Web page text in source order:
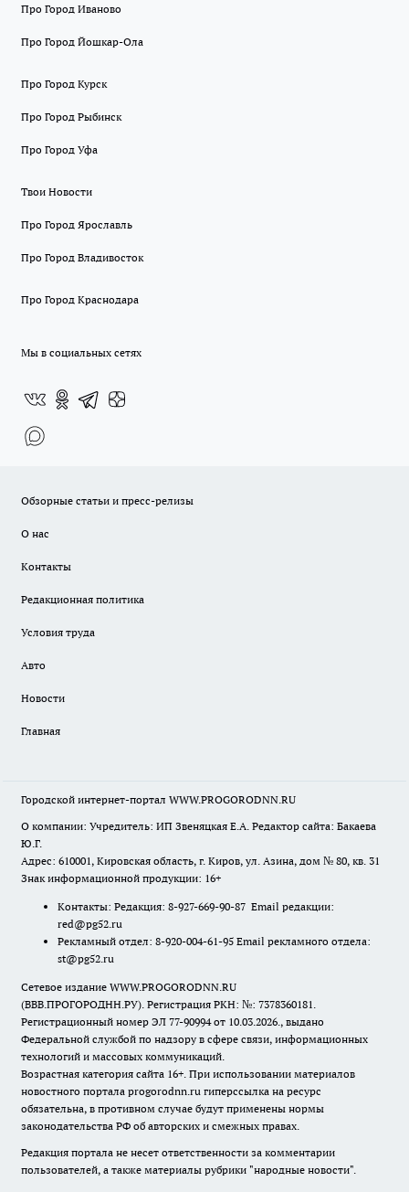
Про Город Иваново
Про Город Йошкар-Ола
Про Город Курск
Про Город Рыбинск
Про Город Уфа
Твои Новости
Про Город Ярославль
Про Город Владивосток
Про Город Краснодара
Мы в социальных сетях
Обзорные статьи и пресс-релизы
О нас
Контакты
Редакционная политика
Условия труда
Авто
Новости
Главная
Городской интернет-портал WWW.PROGORODNN.RU
О компании: Учредитель: ИП Звеняцкая Е.А. Редактор сайта: Бакаева
Ю.Г.
Адрес: 610001, Кировская область, г. Киров, ул. Азина, дом № 80, кв. 31
Знак информационной продукции: 16+
Контакты: Редакция: 8-927-669-90-87 Email редакции:
red@pg52.ru
Рекламный отдел: 8-920-004-61-95 Email рекламного отдела:
st@pg52.ru
Сетевое издание WWW.PROGORODNN.RU
(ВВВ.ПРОГОРОДНН.РУ). Регистрация РКН: №: 7378360181.
Регистрационный номер ЭЛ 77-90994 от 10.03.2026., выдано
Федеральной службой по надзору в сфере связи, информационных
технологий и массовых коммуникаций.
Возрастная категория сайта 16+. При использовании материалов
новостного портала progorodnn.ru гиперссылка на ресурс
обязательна, в противном случае будут применены нормы
законодательства РФ об авторских и смежных правах.
Редакция портала не несет ответственности за комментарии
пользователей, а также материалы рубрики "народные новости".